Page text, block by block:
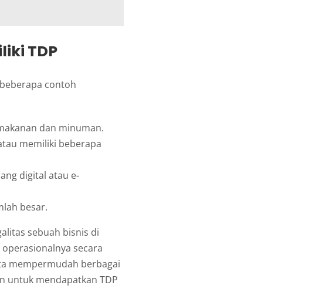
TDP
contoh
dan minuman.
memiliki beberapa
digital atau e-
besar.
sebuah bisnis di
secara
mempermudah berbagai
untuk mendapatkan TDP